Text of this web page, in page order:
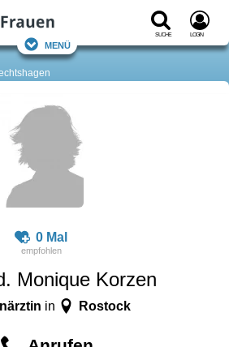
Suche Login
Menü
0 Mal
Monique Korzen
in Rostock